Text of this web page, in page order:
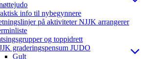
info til nybegynnere
på aktiviteter NJJK arrangerer
og toppidrett
graderingspensum JUDO
Gult